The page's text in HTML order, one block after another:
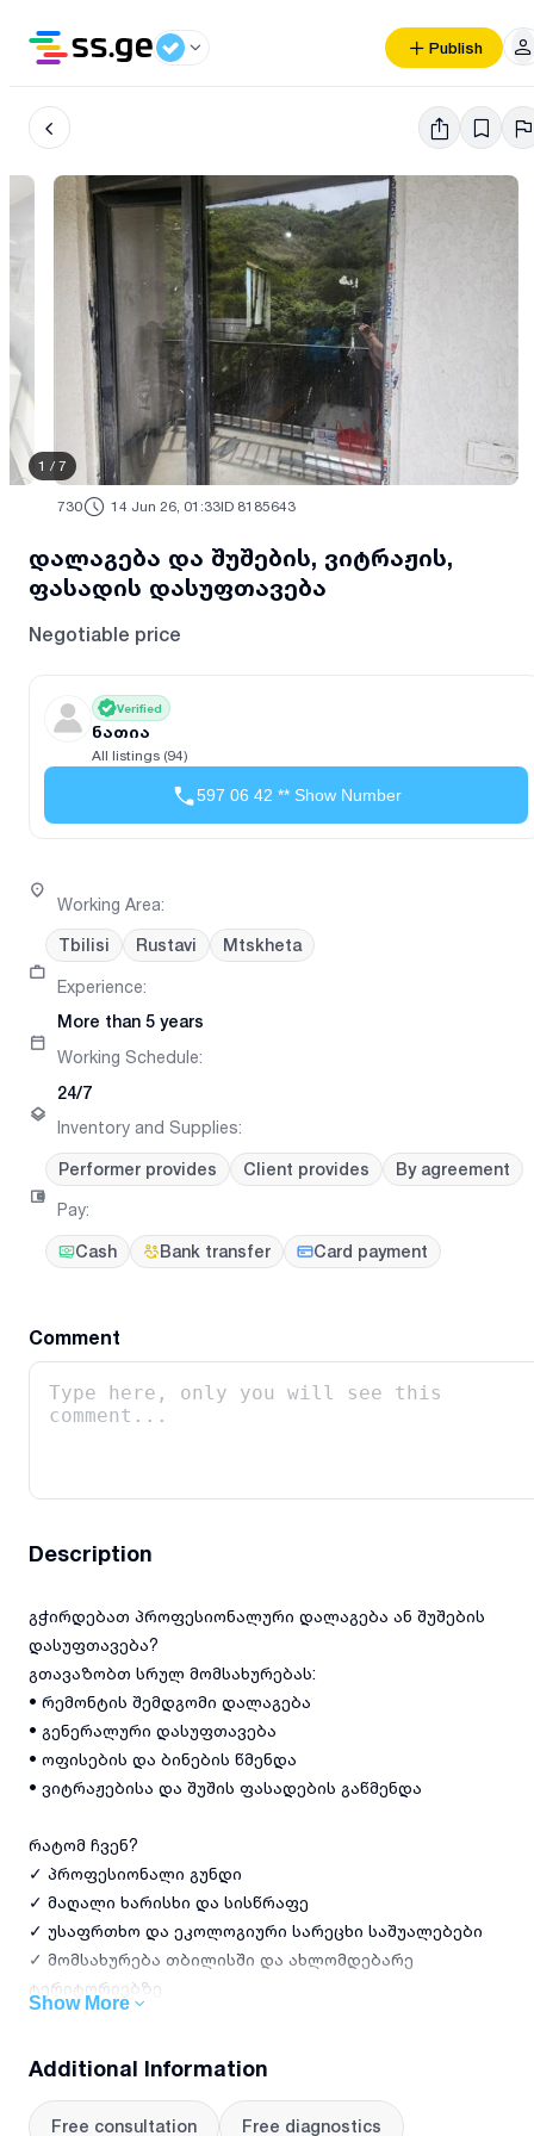
Publish
1 / 7
730 14 Jun 26, 01:33ID 8185643
დალაგება და შუშების, ვიტრაჟის,
ფასადის დასუფთავება
Negotiable price
Verified
ნათია
All listings (94)
597 06 42 ** Show Number
Working Area:
Tbilisi Rustavi Mtskheta
Experience:
More than 5 years
Working Schedule:
24/7
Inventory and Supplies:
Performer provides Client provides By agreement
Pay:
Cash Bank transfer Card payment
Comment
Description
გჭირდებათ პროფესიონალური დალაგება ან შუშების
დასუფთავება?
გთავაზობთ სრულ მომსახურებას:
• რემონტის შემდგომი დალაგება
• გენერალური დასუფთავება
• ოფისების და ბინების წმენდა
• ვიტრაჟებისა და შუშის ფასადების გაწმენდა
რატომ ჩვენ?
✓ პროფესიონალი გუნდი
✓ მაღალი ხარისხი და სისწრაფე
✓ უსაფრთხო და ეკოლოგიური სარეცხი საშუალებები
✓ მომსახურება თბილისში და ახლომდებარე
ტერიტორიებზე
Show More
Additional Information
Free consultation Free diagnostics